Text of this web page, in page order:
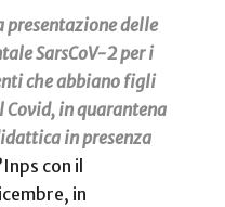
presentazione delle
SarsCoV-2 per i
che abbiano figli
in quarantena
in presenza
con il
in